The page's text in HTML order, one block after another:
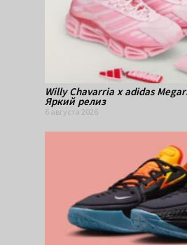
Willy Chavarria x adidas
Яркий релиз
6 августа 2026